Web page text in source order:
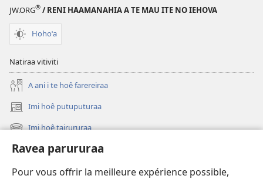
Ravea parururaa
Pour vous offrir la meilleure expérience possible,
JW.ORG® / RENI HAAMANAHIA A TE MAU ITE NO IEHOVA
Hohoˈa
Natiraa vitiviti
A ani i te hoê farereiraa
Imi hoê putuputuraa
(opens
new Imi hoê tairururaa
(opens
new
window)
Eaha te mea apî
Video